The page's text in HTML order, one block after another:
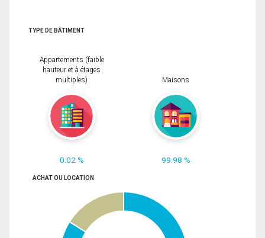
TYPE DE BÂTIMENT
Appartements (faible
hauteur et à étages
multiples)
0.02 %
Maisons
99.98 %
ACHAT OU LOCATION